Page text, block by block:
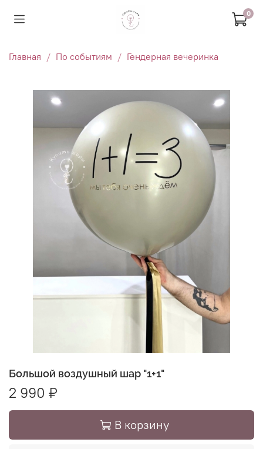
0
Главная По событиям Гендерная вечеринка
Большой воздушный шар "1+1"
2 990 ₽
В корзину